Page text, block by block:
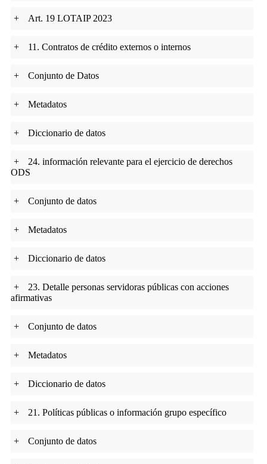
+ Art. 19 LOTAIP 2023
+ 11. Contratos de crédito externos o internos
+ Conjunto de Datos
+ Metadatos
+ Diccionario de datos
+
24. información relevante para el ejercicio de derechos
ODS
+ Conjunto de datos
+ Metadatos
+ Diccionario de datos
+
23. Detalle personas servidoras públicas con acciones
afirmativas
+ Conjunto de datos
+ Metadatos
+ Diccionario de datos
+ 21. Políticas públicas o información grupo específico
+ Conjunto de datos